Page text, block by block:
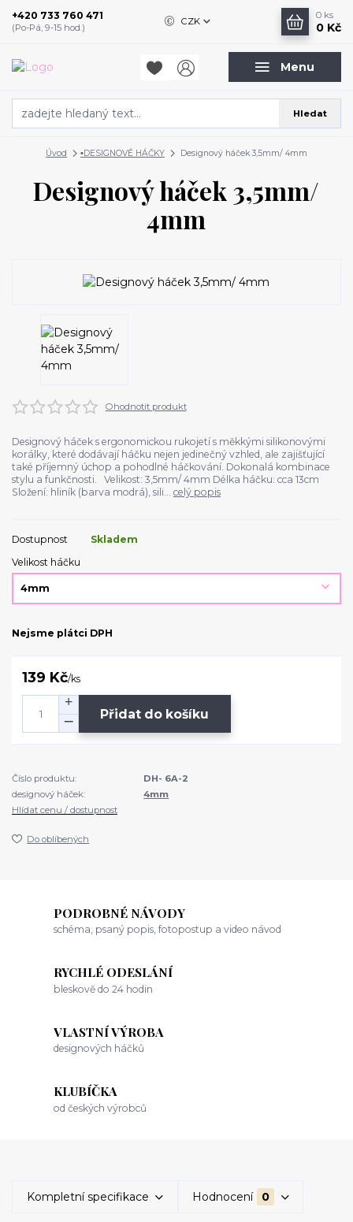
Menu
CZK
Hledat
+420 733 760 471
(Po-Pá, 9-15 hod.)
0 ks
0 Kč
Úvod ▪️DESIGNOVÉ HÁČKY Designový háček 3,5mm/ 4mm
Designový háček 3,5mm/
4mm
Ohodnotit produkt
Designový háček s ergonomickou rukojetí s měkkými silikonovými
korálky, které dodávají háčku nejen jedinečný vzhled, ale zajišťující
také příjemný úchop a pohodlné háčkování. Dokonalá kombinace
stylu a funkčnosti. Velikost: 3,5mm/ 4mm Délka háčku: cca 13cm
Složení: hliník (barva modrá), sili... celý popis
Dostupnost
Skladem
Velikost háčku
Nejsme plátci DPH
139 Kč/ks
Přidat do košíku
Číslo produktu:
DH- 6A-2
designový háček:
4mm
Hlídat cenu / dostupnost
Do oblíbených
PODROBNÉ NÁVODY
schéma, psaný popis, fotopostup a video návod
RYCHLÉ ODESLÁNÍ
bleskově do 24 hodin
VLASTNÍ VÝROBA
designových háčků
KLUBÍČKA
od českých výrobců
Kompletní specifikace Hodnocení 0